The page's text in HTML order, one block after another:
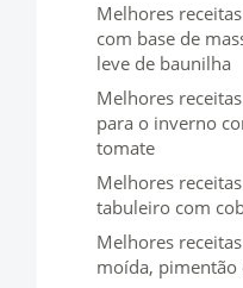
Melhores
com base de
leve de baunilha
Melhores
para o inverno
tomate
Melhores
tabuleiro com
Melhores
moída, pimentão